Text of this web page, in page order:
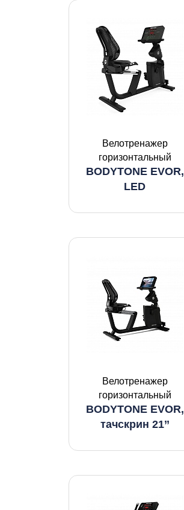
Велотренажер
горизонтальный
BODYTONE EVOR,
LED
Велотренажер
горизонтальный
BODYTONE EVOR,
тачскрин 21’’